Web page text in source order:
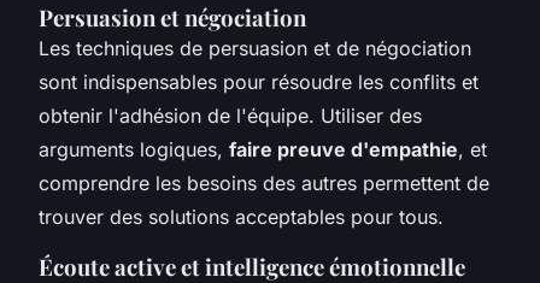
Persuasion et négociation
Les techniques de persuasion et de négociation
sont indispensables pour résoudre les conflits et
obtenir l'adhésion de l'équipe. Utiliser des
arguments logiques, faire preuve d'empathie, et
comprendre les besoins des autres permettent de
trouver des solutions acceptables pour tous.
Écoute active et intelligence émotionnelle